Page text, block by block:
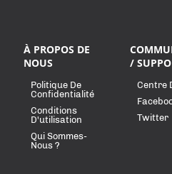
À PROPOS DE
NOUS
Politique De
Confidentialité
Conditions
D'utilisation
Qui Sommes-
Nous ?
/
Centre
Twitter